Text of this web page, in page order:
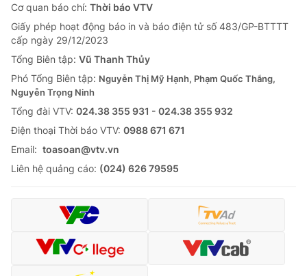
Cơ quan báo chí: Thời báo VTV
Giấy phép hoạt động báo in và báo điện tử số 483/GP-BTTTT
cấp ngày 29/12/2023
Tổng Biên tập: Vũ Thanh Thủy
Phó Tổng Biên tập: Nguyễn Thị Mỹ Hạnh, Phạm Quốc Thắng,
Nguyễn Trọng Ninh
Tổng đài VTV: 024.38 355 931 - 024.38 355 932
Ðiện thoại Thời báo VTV: 0988 671 671
Email: toasoan@vtv.vn
Liên hệ quảng cáo: (024) 626 79595